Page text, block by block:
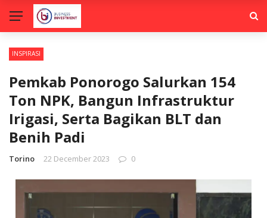
INSPIRASI
Pemkab Ponorogo Salurkan 154
Ton NPK, Bangun Infrastruktur
Irigasi, Serta Bagikan BLT dan
Benih Padi
Torino 22 December 2023 0